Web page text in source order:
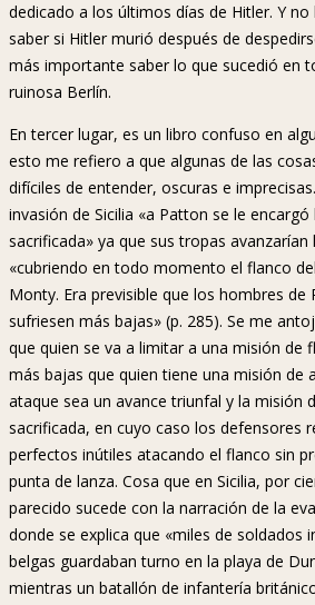
dedicado a los últimos días de Hitler. Y
saber si Hitler murió después de
más importante saber lo que sucedió en
ruinosa Berlín.
En tercer lugar, es un libro confuso en
esto me refiero a que algunas de las
difíciles de entender, oscuras e
invasión de Sicilia «a Patton se le
sacrificada» ya que sus tropas avanzarían
«cubriendo en todo momento el flanco
Monty. Era previsible que los hombres
sufriesen más bajas» (p. 285). Se me
que quien se va a limitar a una misión de
más bajas que quien tiene una misión de
ataque sea un avance triunfal y la misión
sacrificada, en cuyo caso los defensores
perfectos inútiles atacando el flanco sin
punta de lanza. Cosa que en Sicilia, por
parecido sucede con la narración de la
donde se explica que «miles de soldados
belgas guardaban turno en la playa de
mientras un batallón de infantería